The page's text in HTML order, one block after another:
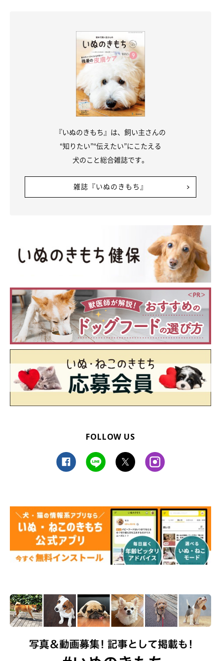
「真の健康」を体現した犬が集まるドッグシ
ョー
インターペットと同時期開催のドッグショー「ロイヤルカナン・
カップ2023」（主催：一般社団法人ジャパンケネルクラブ）に
は、ロイヤルカナンが提唱する「真の健康」を体現した犬が登場
しました。
ード）をもとに、心身の健康状態なども併せて審査を行う大会の
こと。美しさも大切ですが「真の健康」のベースがあってこそで
『いぬのきもち』は、飼い主さんの
“知りたい”“伝えたい”にこたえる
犬のこと総合雑誌です。
雑誌『いぬのきもち』
FOLLOW US